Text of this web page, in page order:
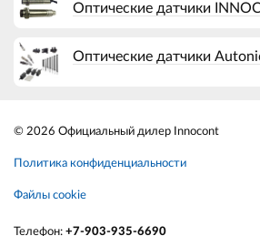
Оптические датчики
Оптические датчики
© 2026 Официальный дилер Innocont
Политика конфиденциальности
Файлы cookie
Телефон: +7-903-935-6690